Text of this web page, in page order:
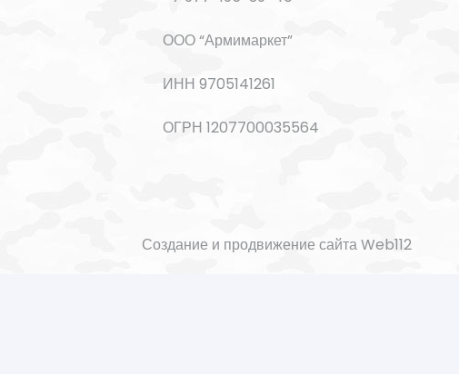
ООО “Армимаркет”
ИНН 9705141261
ОГРН 1207700035564
Создание и продвижение сайта Web112